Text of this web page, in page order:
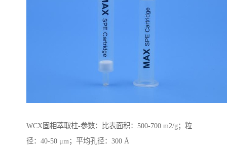
WCX固相萃取柱-参数：比表面积：500-700 m2/g；粒
径：40-50 μm；平均孔径：300 Å